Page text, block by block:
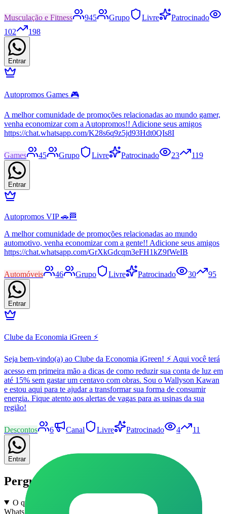
Musculação e Fitness 945 Grupo Livre
Patrocinado
102
198
Entrar
Autopromos Games 🎮
A melhor comunidade de promoções relacionadas ao mundo gamer,
venha economizar com a Autopromos!! Adicione seus amigos
https://chat.whatsapp.com/K28s6q9z5jd93Hdt0QIs8I
Games 45 Grupo Livre Patrocinado 23 119
Entrar
Autopromos VIP 🚗🏁
A melhor comunidade de promoções relacionadas ao mundo
automotivo, venha economizar com a gente!! Adicione seus amigos
https://chat.whatsapp.com/GrXkGdcqm3eFH1kZ9fWeIB
Automóveis 46 Grupo Livre Patrocinado 30 95
Entrar
Clube da Economia iGreen ⚡
Seja bem-vindo(a) ao Clube da Economia iGreen! ⚡ Aqui você terá
acesso em primeira mão a dicas de como reduzir sua conta de luz em
até 15% sem gastar um centavo com obras. Sou o Wallyson Kawan
e estou aqui para te ajudar a transformar sua forma de consumir
energia. Fique atento aos alertas de vagas para as usinas da sua
região!
Descontos 6 Canal Livre Patrocinado 4 11
Entrar
Perguntas frequentes
O que são grupos de Enem e Vestibular em Cafelândia no
WhatsApp?